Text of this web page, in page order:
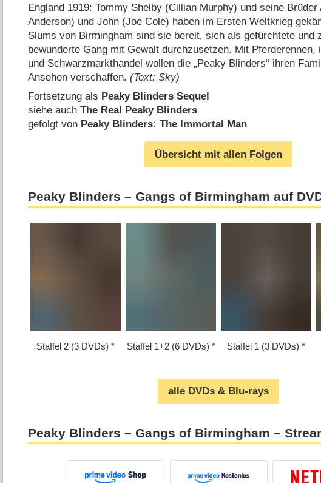
England 1919: Tommy Shelby (Cillian Murphy) und seine Brüder
Anderson) und John (Joe Cole) haben im Ersten Weltkrieg
Slums von Birmingham sind sie bereit, sich als gefürchtete und
bewunderte Gang mit Gewalt durchzusetzen. Mit Pferderennen,
und Schwarzmarkthandel wollen die „Peaky Blinders“ ihren
Ansehen verschaffen.(Text: Sky)
Fortsetzung als Peaky Blinders Sequel
siehe auchThe Real Peaky Blinders
gefolgt von Peaky Blinders: The Immortal Man
Übersicht mit allen Folgen
Peaky Blinders – Gangs of Birmingham auf
Staffel 2 (3 DVDs) Staffel 1+2 (6 DVDs) Staffel 1 (3 DVDs)
alle DVDs & Blu-rays
Peaky Blinders – Gangs of Birmingham –